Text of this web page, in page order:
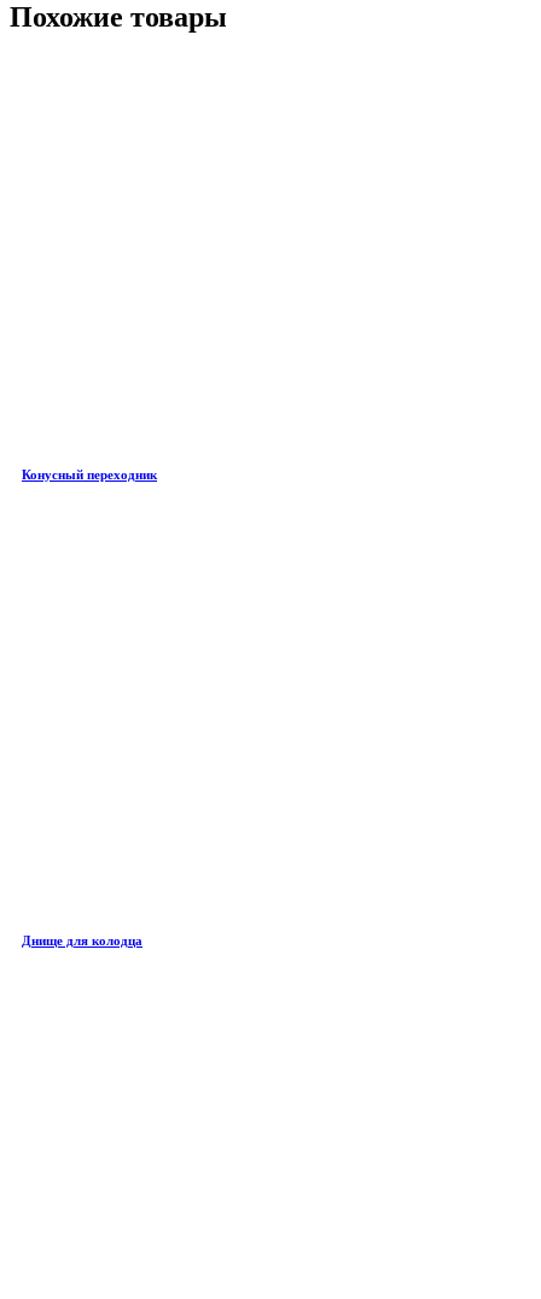
Похожие товары
Конусный переходник
Днище для колодца